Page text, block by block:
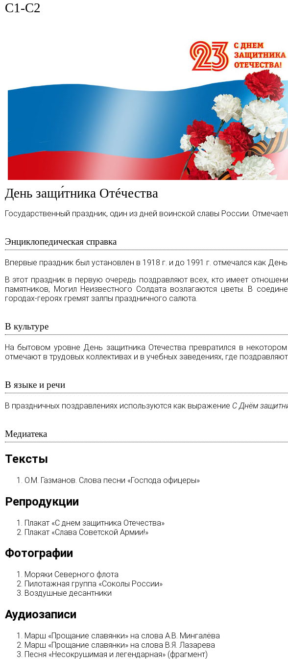
C1-C2
День защи́тника Отéчества
Государственный праздник, один из дней воинской славы России.
Энциклопедическая справка
Впервые праздник был установлен в 1918 г. и до 1991 г. отмечался как
В этот праздник в первую очередь поздравляют всех, кто имеет
памятников, Могил Неизвестного Солдата возлагаются цветы. В
городах-героях гремят залпы праздничного салюта.
В культуре
На бытовом уровне День защитника Отечества превратился в
отмечают в трудовых коллективах и в учебных заведениях, где
В языке и речи
В праздничных поздравлениях используются как выражение С Днём
Медиатека
Тексты
О.М. Газманов. Слова песни «Господа офицеры»
Репродукции
Плакат «С днем защитника Отечества»
Плакат «Слава Советской Армии!»
Фотографии
Моряки Северного флота
Пилотажная группа «Соколы России»
Воздушные десантники
Аудиозаписи
Марш «Прощание славянки» на слова А.В. Мингалёва
Марш «Прощание славянки» на слова В.Я. Лазарева
Песня «Несокрушимая и легендарная» (фрагмент)